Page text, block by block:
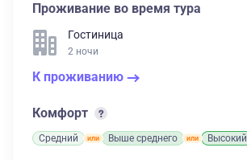
Проживание во время тура
Гостиница
2 ночи
К проживанию
Комфорт
Средний Выше среднего Высокий